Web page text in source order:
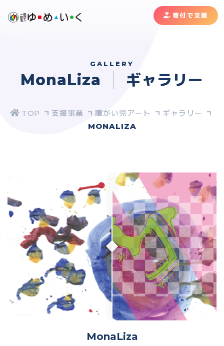
寄付で支援
GALLERY
MonaLiza ギャラリー
支援事業 障がい児アート
ギャラリー
MONALIZA
MonaLiza